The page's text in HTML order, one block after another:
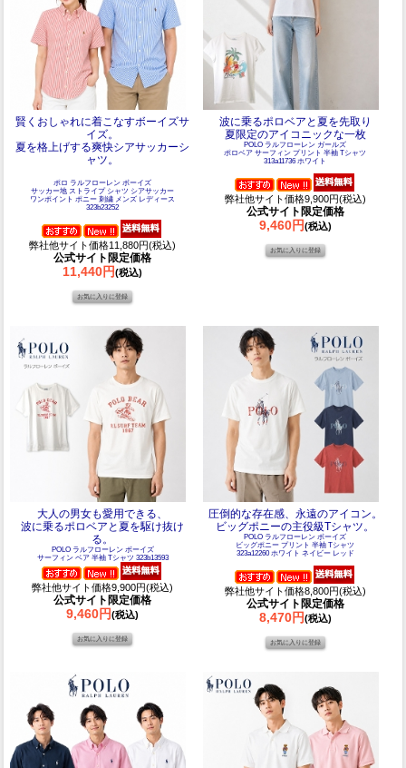
賢くおしゃれに着こなすボーイズサ
イズ。
夏を格上げする爽快シアサッカーシ
ャツ。
ポロ ラルフローレン ボーイズ
サッカー地 ストライプ シャツ シアサッカー
ワンポイント ポニー 刺繍 メンズ レディース
323b23252
弊社他サイト価格11,880円(税込)
公式サイト限定価格
11,440円(税込)
波に乗るポロベアと夏を先取り
夏限定のアイコニックな一枚
POLO ラルフローレン ガールズ
ポロベア サーフィン プリント 半袖 Tシャツ
313a11736 ホワイト
弊社他サイト価格9,900円(税込)
公式サイト限定価格
9,460円(税込)
大人の男女も愛用できる、
波に乗るポロベアと夏を駆け抜け
る。
POLO ラルフローレン ボーイズ
サーフィン ベア 半袖 Tシャツ 323b13593
弊社他サイト価格9,900円(税込)
公式サイト限定価格
9,460円(税込)
圧倒的な存在感、永遠のアイコン。
ビッグポニーの主役級Tシャツ。
POLO ラルフローレン ボーイズ
ビッグポニー プリント 半袖 Tシャツ
323a12260 ホワイト ネイビー レッド
弊社他サイト価格8,800円(税込)
公式サイト限定価格
8,470円(税込)